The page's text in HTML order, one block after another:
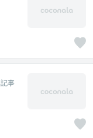
記事